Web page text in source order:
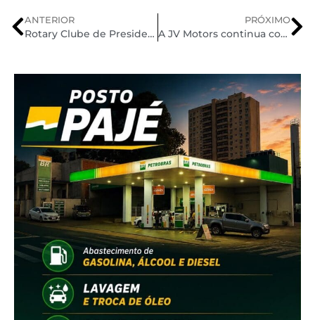
ANTERIOR
Rotary Clube de Presidente Venceslau tem nove integrante
PRÓXIMO
A JV Motors continua com descontos neste mês de agosto